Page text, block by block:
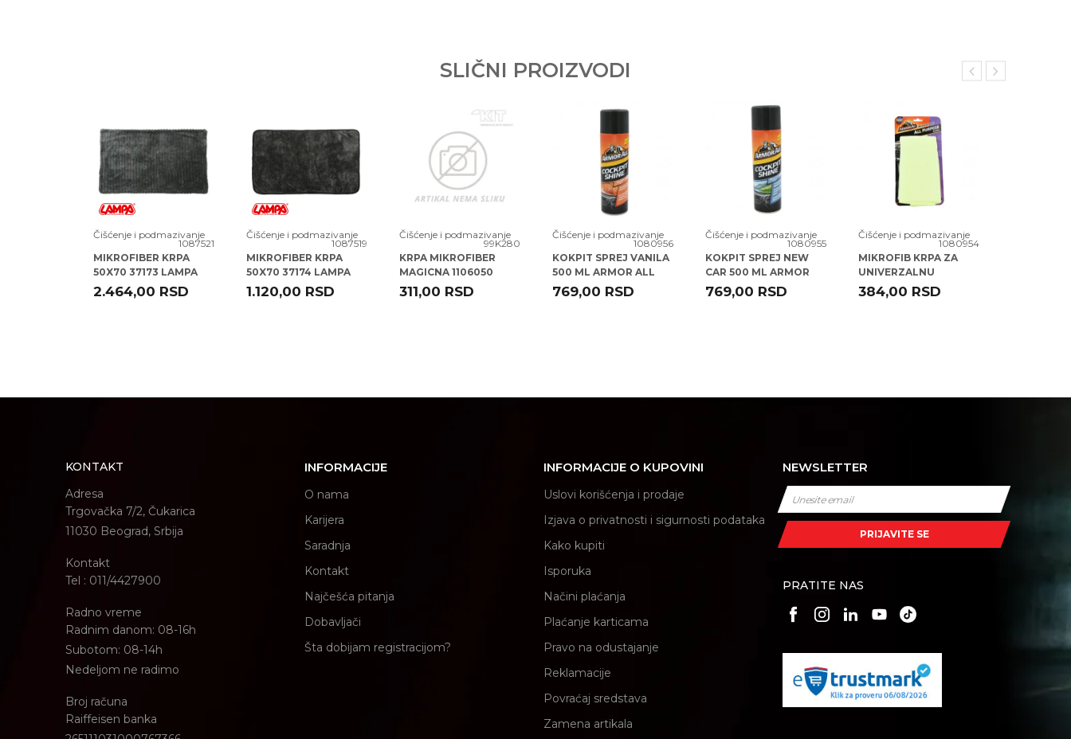
SLIČNI PROIZVODI
Čišćenje i podmazivanje
1087521
MIKROFIBER KRPA
50X70 37173 LAMPA
2.464,00 RSD
Čišćenje i podmazivanje
1087519
MIKROFIBER KRPA
50X70 37174 LAMPA
1.120,00 RSD
Čišćenje i podmazivanje
99K280
KRPA MIKROFIBER
MAGICNA 1106050
700115
311,00 RSD
Čišćenje i podmazivanje
1080956
KOKPIT SPREJ VANILA
500 ML ARMOR ALL
(86500EN)
769,00 RSD
Čišćenje i podmazivanje
1080955
KOKPIT SPREJ NEW
CAR 500 ML ARMOR
ALL (83500ML)
769,00 RSD
Čišćenje i podmazivanje
1080954
MIKROFIB KRPA ZA
UNIVERZALNU
NAMENU ARMOR ALL
(40017EN)
384,00 RSD
KONTAKT
Adresa
Trgovačka 7/2, Čukarica
11030 Beograd, Srbija
Kontakt
Tel : 011/4427900
Radno vreme
Radnim danom: 08-16h
Subotom: 08-14h
Nedeljom ne radimo
Broj računa
Raiffeisen banka
INFORMACIJE
O nama
Karijera
Saradnja
Kontakt
Najčešća pitanja
Dobavljači
Šta dobijam registracijom?
INFORMACIJE O KUPOVINI
Uslovi korišćenja i prodaje
Izjava o privatnosti i sigurnosti podataka
Kako kupiti
Isporuka
Načini plaćanja
Plaćanje karticama
Pravo na odustajanje
Reklamacije
Povraćaj sredstava
Zamena artikala
NEWSLETTER
PRIJAVITE SE
PRATITE NAS